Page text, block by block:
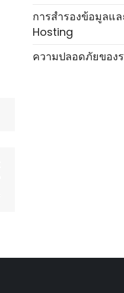
การสำรองข้อมูลแ
Hosting
ความปลอดภัยของ